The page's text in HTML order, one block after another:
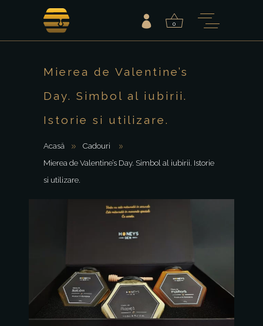
0
Mierea de Valentine’s
Day. Simbol al iubirii.
Istorie si utilizare.
Acasă
Cadouri
Mierea de Valentine’s Day. Simbol al iubirii. Istorie
si utilizare.